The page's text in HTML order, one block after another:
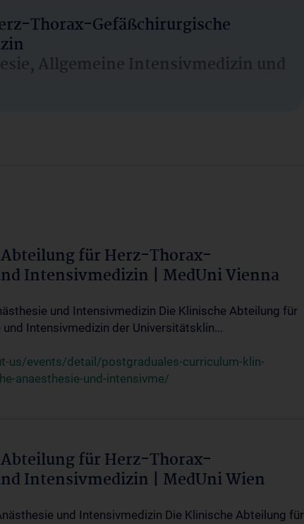
Thorax-Gefäßchirurgische
Allgemeine Intensivmedizin und
für Herz-Thorax-
Intensivmedizin | MedUni Vienna
und Intensivmedizin Die Klinische Abteilung für
Intensivmedizin der Universitätsklin...
us/events/detail/postgraduales-curriculum-klin-
anaesthesie-und-intensivme/
für Herz-Thorax-
Intensivmedizin | MedUni Wien
und Intensivmedizin Die Klinische Abteilung für